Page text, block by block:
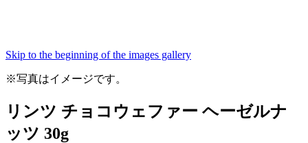
Skip to the beginning of the images gallery
※写真はイメージです。
リンツ チョコウェファー ヘーゼルナ
ッツ 30g